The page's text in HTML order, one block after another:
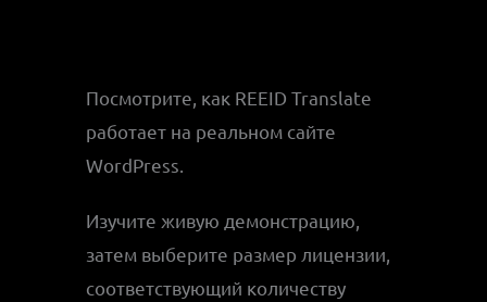
Посмотрите, как REEID Translate
работает на реальном сайте
WordPress.
Изучите живую демонстрацию,
затем выберите размер лицензии,
соответствующий количеству